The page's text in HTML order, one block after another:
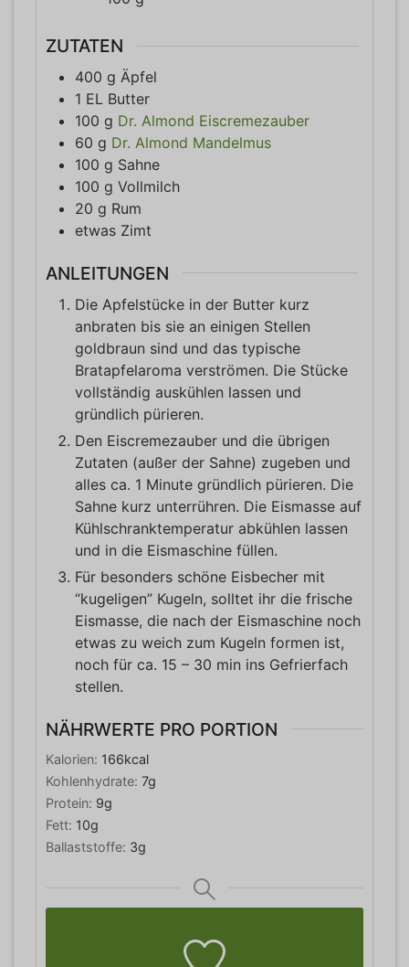
ZUTATEN
400 g Äpfel
1 EL Butter
100 g Dr. Almond Eiscremezauber
60 g Dr. Almond Mandelmus
100 g Sahne
100 g Vollmilch
20 g Rum
etwas Zimt
ANLEITUNGEN
Die Apfelstücke in der Butter kurz
anbraten bis sie an einigen Stellen
goldbraun sind und das typische
Bratapfelaroma verströmen. Die Stücke
vollständig auskühlen lassen und
gründlich pürieren.
Den Eiscremezauber und die übrigen
Zutaten (außer der Sahne) zugeben und
alles ca. 1 Minute gründlich pürieren. Die
Sahne kurz unterrühren. Die Eismasse auf
Kühlschranktemperatur abkühlen lassen
und in die Eismaschine füllen.
Für besonders schöne Eisbecher mit
“kugeligen” Kugeln, solltet ihr die frische
Eismasse, die nach der Eismaschine noch
etwas zu weich zum Kugeln formen ist,
noch für ca. 15 – 30 min ins Gefrierfach
stellen.
NÄHRWERTE PRO PORTION
Kalorien: 166kcal
Kohlenhydrate: 7g
Protein: 9g
Fett: 10g
Ballaststoffe: 3g